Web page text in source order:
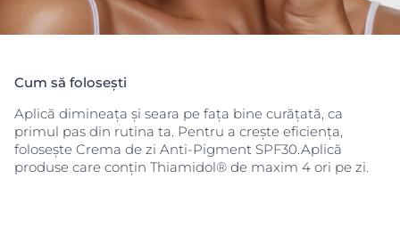
Cum să folosești
Aplică dimineața și seara pe fața bine curățată, ca
primul pas din rutina ta. Pentru a crește eficiența,
folosește Crema de zi Anti-Pigment SPF30.Aplică
produse care conțin Thiamidol® de maxim 4 ori pe zi.